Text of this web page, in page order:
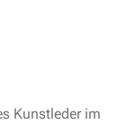
Kunstleder im